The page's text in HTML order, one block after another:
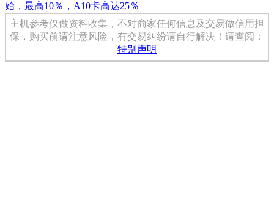
始，最高10％，A10卡高达25％
主机参考仅做资料收集，不对商家任何信息及交易做信用担
保，购买前请注意风险，有交易纠纷请自行解决！请查阅：
特别声明